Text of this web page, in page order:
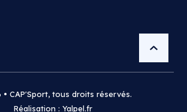
• CAP'Sport, tous droits réservés.
Réalisation : Yalpel.fr